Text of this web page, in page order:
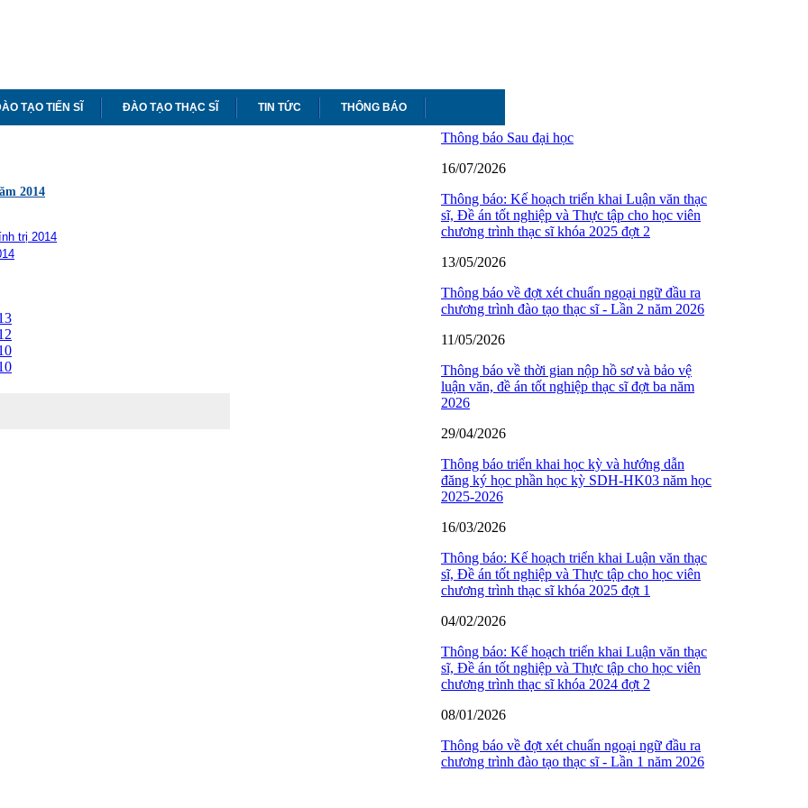
TẠO TIẾN SĨ ĐÀO TẠO THẠC SĨ TIN TỨC THÔNG BÁO
2014
trị 2014
Thông báo Sau đại học
16/07/2026
Thông báo: Kế hoạch triển khai Luận văn thạc
sĩ, Đề án tốt nghiệp và Thực tập cho học viên
chương trình thạc sĩ khóa 2025 đợt 2
13/05/2026
Thông báo về đợt xét chuẩn ngoại ngữ đầu ra
chương trình đào tạo thạc sĩ - Lần 2 năm 2026
11/05/2026
Thông báo về thời gian nộp hồ sơ và bảo vệ
luận văn, đề án tốt nghiệp thạc sĩ đợt ba năm
2026
29/04/2026
Thông báo triển khai học kỳ và hướng dẫn
đăng ký học phần học kỳ SDH-HK03 năm học
2025-2026
16/03/2026
Thông báo: Kế hoạch triển khai Luận văn thạc
sĩ, Đề án tốt nghiệp và Thực tập cho học viên
chương trình thạc sĩ khóa 2025 đợt 1
04/02/2026
Thông báo: Kế hoạch triển khai Luận văn thạc
sĩ, Đề án tốt nghiệp và Thực tập cho học viên
chương trình thạc sĩ khóa 2024 đợt 2
08/01/2026
Thông báo về đợt xét chuẩn ngoại ngữ đầu ra
chương trình đào tạo thạc sĩ - Lần 1 năm 2026